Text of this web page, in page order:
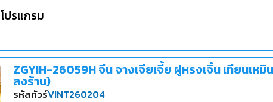
โปรแกรม
ZGYIH-26059H จีน จางเจียเจี้ย ฝูหรงเจิ้น เทียนเหมิ
ลงร้าน)
รหัสทัวร์VINT260204